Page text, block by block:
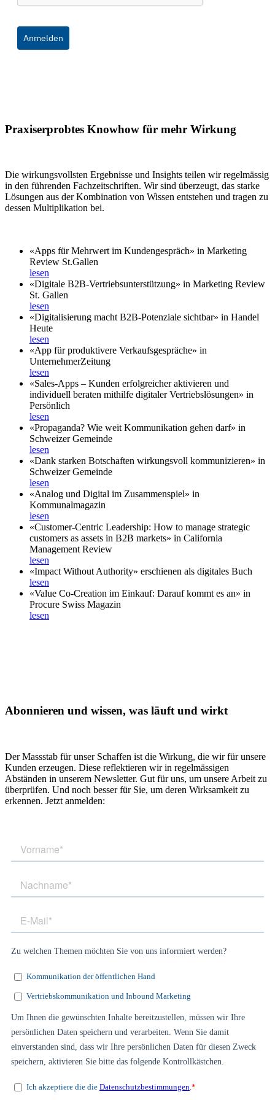
Anmelden
Praxiserprobtes Knowhow für mehr Wirkung
Die wirkungsvollsten Ergebnisse und Insights teilen wir regelmässig
in den führenden Fachzeitschriften. Wir sind überzeugt, das starke
Lösungen aus der Kombination von Wissen entstehen und tragen zu
dessen Multiplikation bei.
«Apps für Mehrwert im Kundengespräch» in Marketing
Review St.Gallen
lesen
«Digitale B2B-Vertriebsunterstützung» in Marketing Review
St. Gallen
lesen
«Digitalisierung macht B2B-Potenziale sichtbar» in Handel
Heute
lesen
«App für produktivere Verkaufsgespräche» in
UnternehmerZeitung
lesen
«Sales-Apps – Kunden erfolgreicher aktivieren und
individuell beraten mithilfe digitaler Vertriebslösungen» in
Persönlich
lesen
«Propaganda? Wie weit Kommunikation gehen darf» in
Schweizer Gemeinde
lesen
«Dank starken Botschaften wirkungsvoll kommunizieren» in
Schweizer Gemeinde
lesen
«Analog und Digital im Zusammenspiel» in
Kommunalmagazin
lesen
«Customer-Centric Leadership: How to manage strategic
customers as assets in B2B markets» in California
Management Review
lesen
«Impact Without Authority» erschienen als digitales Buch
lesen
«Value Co-Creation im Einkauf: Darauf kommt es an» in
Procure Swiss Magazin
lesen
Abonnieren und wissen, was läuft und wirkt
Der Massstab für unser Schaffen ist die Wirkung, die wir für unsere
Kunden erzeugen. Diese reflektieren wir in regelmässigen
Abständen in unserem Newsletter. Gut für uns, um unsere Arbeit zu
überprüfen. Und noch besser für Sie, um deren Wirksamkeit zu
erkennen. Jetzt anmelden: